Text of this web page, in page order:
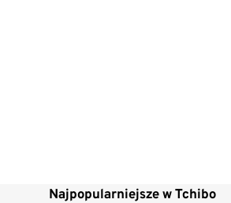
Najpopularniejsze w Tchibo